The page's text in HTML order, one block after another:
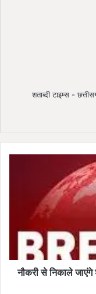
शताब्दी टाइम्स -
एं
नौकरी से निकाले जाएंगे